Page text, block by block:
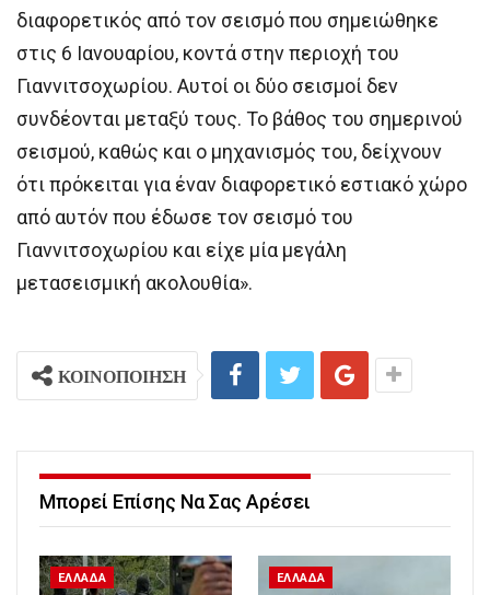
διαφορετικός από τον σεισμό που σημειώθηκε
στις 6 Ιανουαρίου, κοντά στην περιοχή του
Γιαννιτσοχωρίου. Αυτοί οι δύο σεισμοί δεν
συνδέονται μεταξύ τους. Το βάθος του σημερινού
σεισμού, καθώς και ο μηχανισμός του, δείχνουν
ότι πρόκειται για έναν διαφορετικό εστιακό χώρο
από αυτόν που έδωσε τον σεισμό του
Γιαννιτσοχωρίου και είχε μία μεγάλη
μετασεισμική ακολουθία».
ΚΟΙΝΟΠΟΙΗΣΗ
Μπορεί Επίσης Να Σας Αρέσει
ΕΛΛΑΔΑ ΕΛΛΑΔΑ